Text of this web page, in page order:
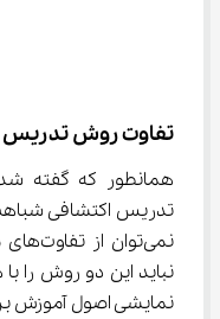
تفاوت روش تدریس
همانطور که گفته
نباید این دو روش را
نمایشی اصول آموزش